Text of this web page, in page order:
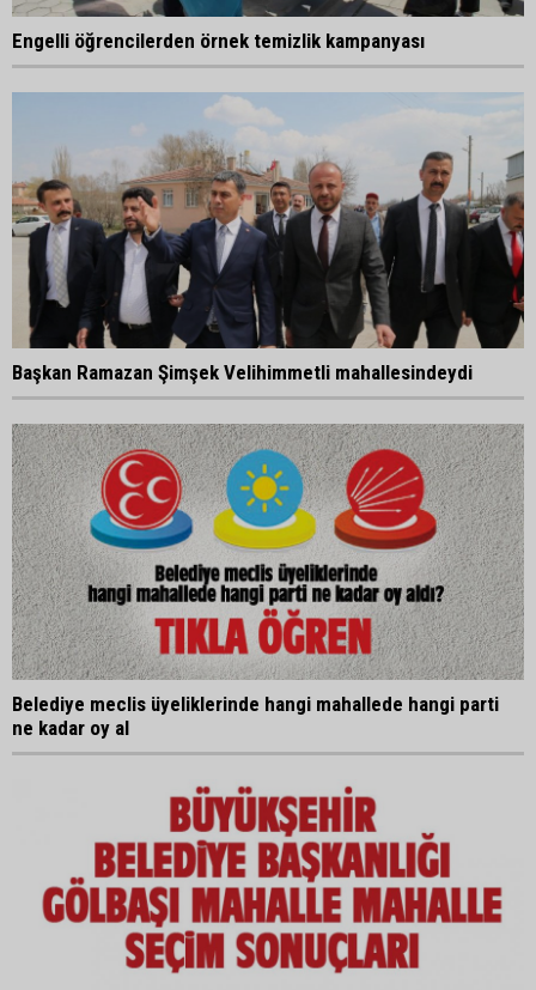
Engelli öğrencilerden örnek temizlik kampanyası
Başkan Ramazan Şimşek Velihimmetli mahallesindeydi
Belediye meclis üyeliklerinde hangi mahallede hangi parti
ne kadar oy al